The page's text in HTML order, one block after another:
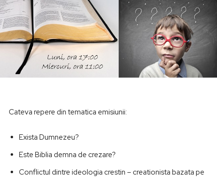
Cateva repere din tematica emisiunii:
Exista Dumnezeu?
Este Biblia demna de crezare?
Conflictul dintre ideologia crestin – creationista bazata pe